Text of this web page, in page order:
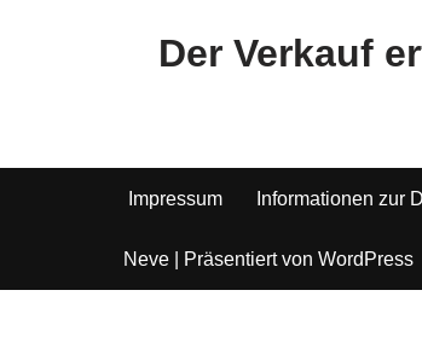
Der Verkauf
Impressum Informationen zur
Neve | Präsentiert von WordPress